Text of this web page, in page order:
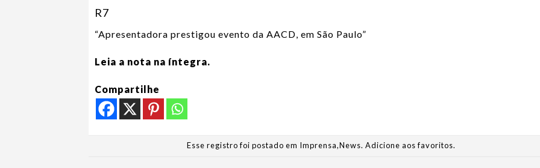
R7
“Apresentadora prestigou evento da AACD, em São Paulo”
Leia a nota na íntegra.
Compartilhe
Esse registro foi postado em Imprensa,News.Adicione aos favoritos.